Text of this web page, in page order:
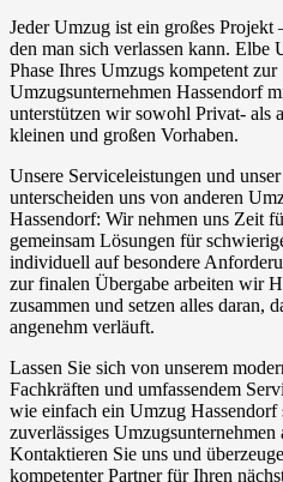
Jeder Umzug ist ein großes Projekt
den man sich verlassen kann. Elbe
Phase Ihres Umzugs kompetent
Umzugsunternehmen Hassendorf
unterstützen wir sowohl Privat- als
kleinen und großen Vorhaben.
Unsere Serviceleistungen und
unterscheiden uns von anderen
Hassendorf: Wir nehmen uns Zeit
gemeinsam Lösungen für
individuell auf besondere
zur finalen Übergabe arbeiten wir
zusammen und setzen alles daran,
angenehm verläuft.
Lassen Sie sich von unserem
Fachkräften und umfassendem
wie einfach ein Umzug Hassendorf
zuverlässiges Umzugsunternehmen
Kontaktieren Sie uns und
kompetenter Partner für Ihren